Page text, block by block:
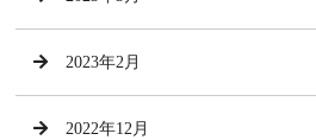
2023年2月
2022年12月